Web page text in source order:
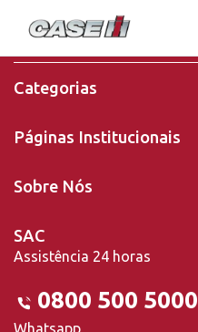
Categorias
Páginas Institucionais
Sobre Nós
SAC
Assistência 24 horas
0800 500 5000